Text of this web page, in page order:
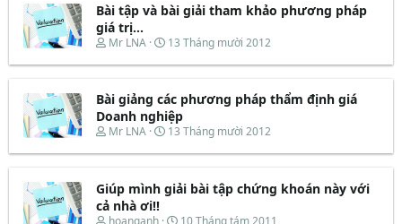
Bài tập và bài giải tham khảo phương pháp
giá trị...
T
r
a
d
s
a
t
r
Mr LNA
N
à
b
ắ
t
ầ
13 Tháng mười 2012
Bài giảng các phương pháp thẩm định giá
Doanh nghiệp
T
r
a
d
s
Mr LNA
N
à
b
t
13 Tháng mười 2012
Giúp mình giải bài tập chứng khoán này với
cả nhà ơi!!
T
hoanganh
N
10 Tháng tám 2011